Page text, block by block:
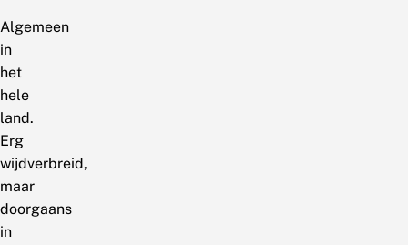
Algemeen
in
het
hele
land.
Erg
wijdverbreid,
maar
doorgaans
in